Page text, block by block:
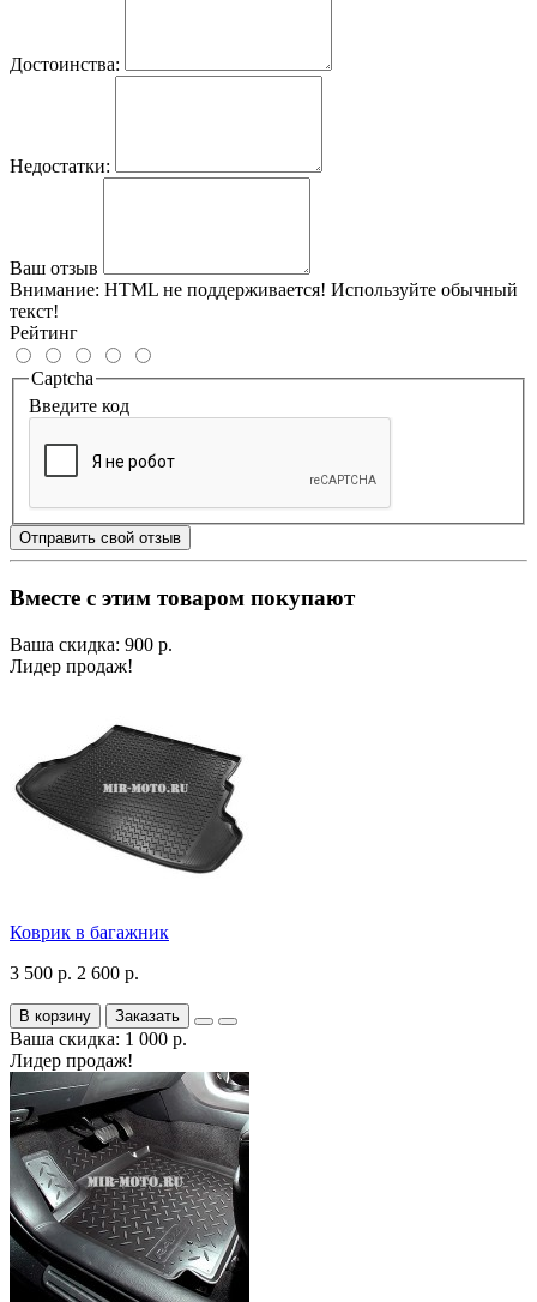
Достоинства:
Недостатки:
Ваш отзыв
Внимание: HTML не поддерживается! Используйте обычный
текст!
Рейтинг
Captcha
Введите код
Отправить свой отзыв
Вместе с этим товаром покупают
Ваша скидка: 900 р.
Лидер продаж!
Коврик в багажник
3 500 р. 2 600 р.
В корзину Заказать
Ваша скидка: 1 000 р.
Лидер продаж!